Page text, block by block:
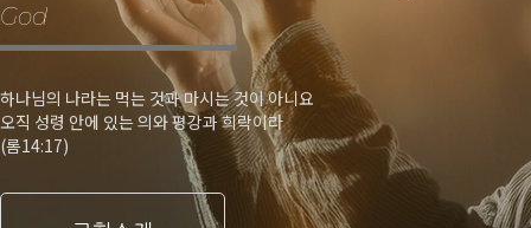
God
하나님의 나라는 먹는 것과 마시는 것이 아니요
오직 성령 안에 있는 의와 평강과 희락이라
(롬14:17)